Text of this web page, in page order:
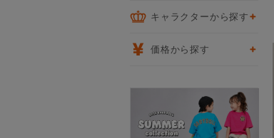
キャラクターから探す
価格から探す